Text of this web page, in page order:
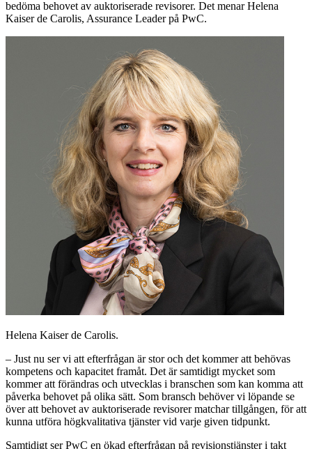
bedöma behovet av auktoriserade revisorer. Det menar Helena
Kaiser de Carolis, Assurance Leader på PwC.
Helena Kaiser de Carolis.
– Just nu ser vi att efterfrågan är stor och det kommer att behövas
kompetens och kapacitet framåt. Det är samtidigt mycket som
kommer att förändras och utvecklas i branschen som kan komma att
påverka behovet på olika sätt. Som bransch behöver vi löpande se
över att behovet av auktoriserade revisorer matchar tillgången, för att
kunna utföra högkvalitativa tjänster vid varje given tidpunkt.
Samtidigt ser PwC en ökad efterfrågan på revisionstjänster i takt